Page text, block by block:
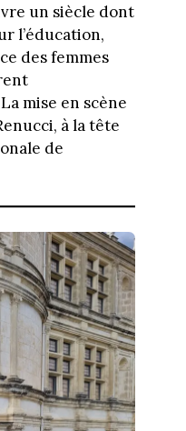
un siècle dont
l’éducation,
des femmes
mise en scène
à la tête
de